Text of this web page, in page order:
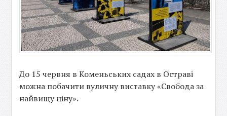
До 15 червня в Коменьських садах в Остраві
можна побачити вуличну виставку «Свобода за
найвищу ціну».